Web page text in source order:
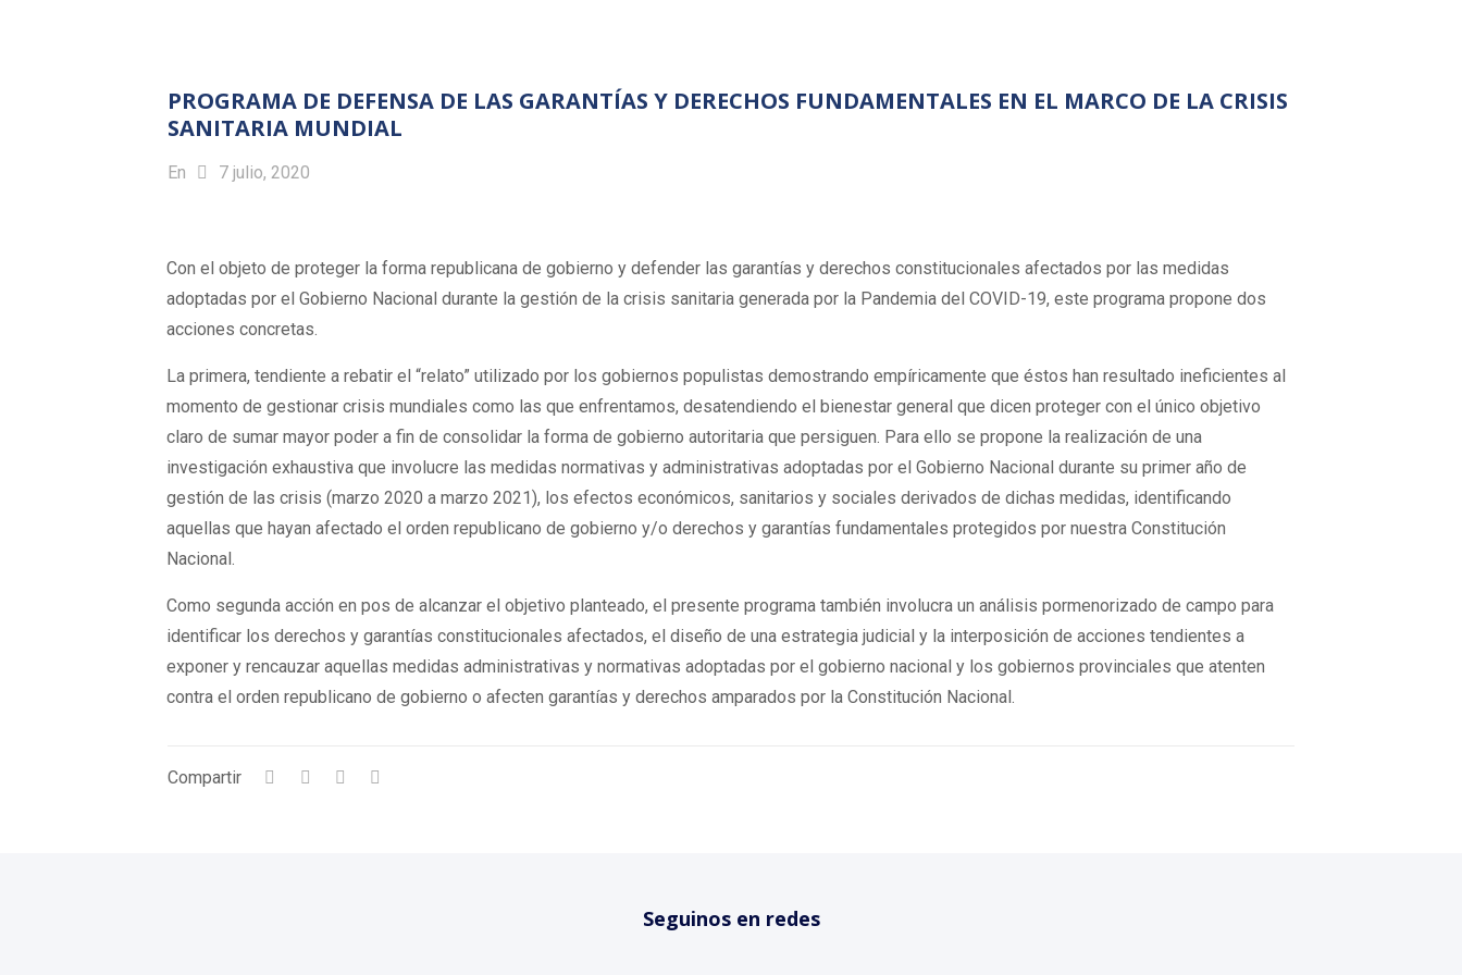
PROGRAMA DE DEFENSA DE LAS GARANTÍAS Y DERECHOS FUNDAMENTALES EN EL MARCO DE LA CRISIS
SANITARIA MUNDIAL
En 7 julio, 2020
Con el objeto de proteger la forma republicana de gobierno y defender las garantías y derechos constitucionales afectados por las medidas
adoptadas por el Gobierno Nacional durante la gestión de la crisis sanitaria generada por la Pandemia del COVID-19, este programa propone dos
acciones concretas.
La primera, tendiente a rebatir el “relato” utilizado por los gobiernos populistas demostrando empíricamente que éstos han resultado ineficientes al
momento de gestionar crisis mundiales como las que enfrentamos, desatendiendo el bienestar general que dicen proteger con el único objetivo
claro de sumar mayor poder a fin de consolidar la forma de gobierno autoritaria que persiguen. Para ello se propone la realización de una
investigación exhaustiva que involucre las medidas normativas y administrativas adoptadas por el Gobierno Nacional durante su primer año de
gestión de las crisis (marzo 2020 a marzo 2021), los efectos económicos, sanitarios y sociales derivados de dichas medidas, identificando
aquellas que hayan afectado el orden republicano de gobierno y/o derechos y garantías fundamentales protegidos por nuestra Constitución
Nacional.
Como segunda acción en pos de alcanzar el objetivo planteado, el presente programa también involucra un análisis pormenorizado de campo para
identificar los derechos y garantías constitucionales afectados, el diseño de una estrategia judicial y la interposición de acciones tendientes a
exponer y rencauzar aquellas medidas administrativas y normativas adoptadas por el gobierno nacional y los gobiernos provinciales que atenten
contra el orden republicano de gobierno o afecten garantías y derechos amparados por la Constitución Nacional.
Compartir
Seguinos en redes